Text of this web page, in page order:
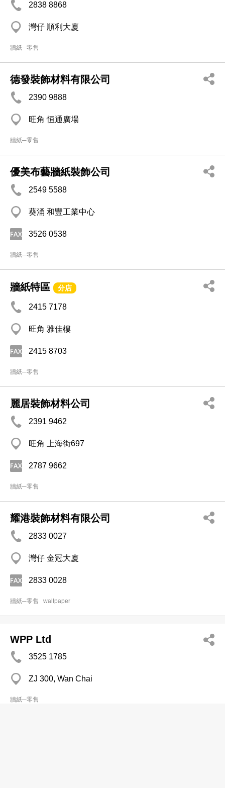
2838 8868
灣仔 順利大廈
牆紙─零售
德發裝飾材料有限公司
2390 9888
旺角 恒通廣場
牆紙─零售
優美布藝牆紙裝飾公司
2549 5588
葵涌 和豐工業中心
3526 0538
牆紙─零售
牆紙特區 分店
2415 7178
旺角 雅佳樓
2415 8703
牆紙─零售
麗居裝飾材料公司
2391 9462
旺角 上海街697
2787 9662
牆紙─零售
耀港裝飾材料有限公司
2833 0027
灣仔 金冠大廈
2833 0028
牆紙─零售 wallpaper
WPP Ltd
3525 1785
ZJ 300, Wan Chai
牆紙─零售